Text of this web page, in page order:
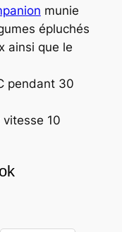
munie
épluchés
ainsi que le
pendant 30
10